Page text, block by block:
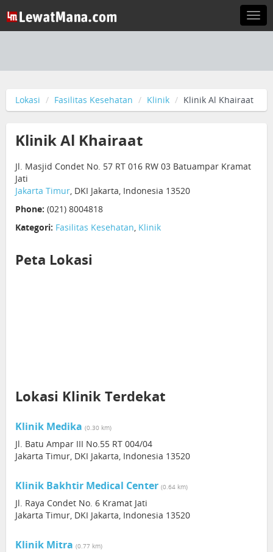
Lokasi Fasilitas Kesehatan Klinik Klinik Al Khairaat
Klinik Al Khairaat
Jl. Masjid Condet No. 57 RT 016 RW 03 Batuampar Kramat
Jati
Jakarta Timur, DKI Jakarta, Indonesia 13520
Phone: (021) 8004818
Kategori: Fasilitas Kesehatan, Klinik
Peta Lokasi
Lokasi Klinik Terdekat
Klinik Medika (0.30 km)
Jl. Batu Ampar III No.55 RT 004/04
Jakarta Timur, DKI Jakarta, Indonesia 13520
Klinik Bakhtir Medical Center (0.64 km)
Jl. Raya Condet No. 6 Kramat Jati
Jakarta Timur, DKI Jakarta, Indonesia 13520
Klinik Mitra (0.77 km)